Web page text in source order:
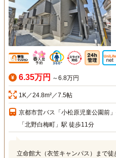
6.35万円 ～6.8万円
1K／24.8m²／7.5帖
京都市営バス「小松原児童公園前
「北野白梅町」駅 徒歩11分
立命館大（衣笠キャンパス）まで